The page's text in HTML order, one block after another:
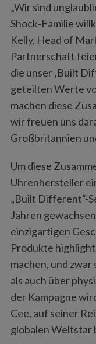
„Wir sind
Shock-Familie
Kelly, Head of
Partnerschaft
die unser ‚Built
geteilten Werte
machen diese
wir freuen uns
Großbritannien
Um diese
Uhrenhersteller
„Built Different“-
Jahren
einzigartigen
Produkte
machen, und
als auch über
der Kampagne
Cee, auf seiner
globalen Weltstar